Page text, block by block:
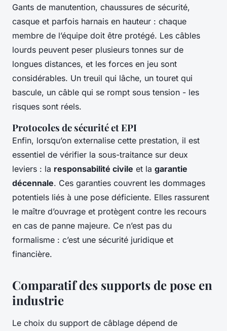
Gants de manutention, chaussures de sécurité,
casque et parfois harnais en hauteur : chaque
membre de l’équipe doit être protégé. Les câbles
lourds peuvent peser plusieurs tonnes sur de
longues distances, et les forces en jeu sont
considérables. Un treuil qui lâche, un touret qui
bascule, un câble qui se rompt sous tension - les
risques sont réels.
Protocoles de sécurité et EPI
Enfin, lorsqu’on externalise cette prestation, il est
essentiel de vérifier la sous-traitance sur deux
leviers : la responsabilité civile et la garantie
décennale. Ces garanties couvrent les dommages
potentiels liés à une pose déficiente. Elles rassurent
le maître d’ouvrage et protègent contre les recours
en cas de panne majeure. Ce n’est pas du
formalisme : c’est une sécurité juridique et
financière.
Comparatif des supports de pose en
industrie
Le choix du support de câblage dépend de